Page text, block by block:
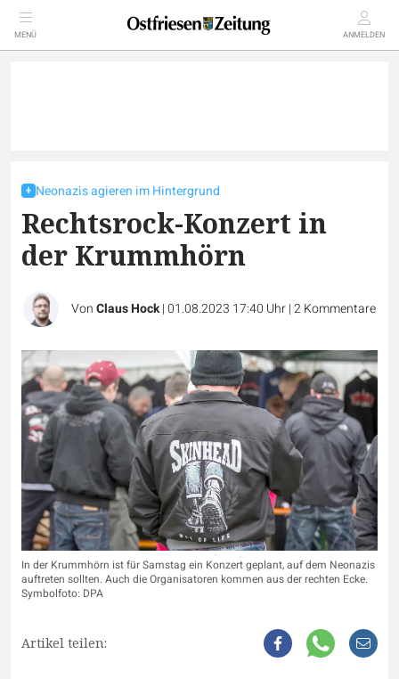
MENÜ ANMELDEN
Neonazis agieren im Hintergrund
Rechtsrock-Konzert in
der Krummhörn
VonClaus Hock|01.08.2023 17:40 Uhr|2Kommentare
In der Krummhörn ist für Samstag ein Konzert geplant, auf dem Neonazis
auftreten sollten. Auch die Organisatoren kommen aus der rechten Ecke.
Symbolfoto: DPA
Artikel teilen: